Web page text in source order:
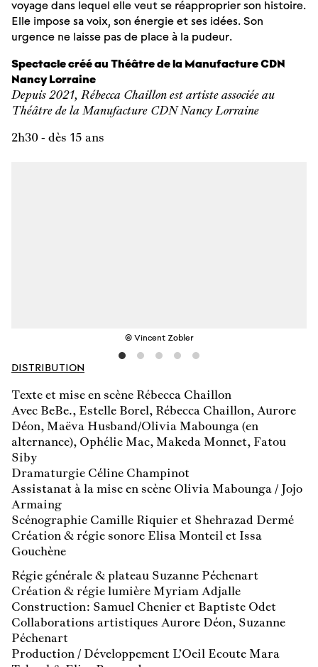
voyage dans lequel elle veut se réapproprier son histoire.
Elle impose sa voix, son énergie et ses idées. Son
urgence ne laisse pas de place à la pudeur.
Spectacle créé au Théâtre de la Manufacture CDN
Nancy Lorraine
Depuis 2021, Rébecca Chaillon est artiste associée au
Théâtre de la Manufacture CDN Nancy Lorraine
2h30 - dès 15 ans
© Vincent Zobler
DISTRIBUTION
Texte et mise en scène Rébecca Chaillon
Avec BeBe., Estelle Borel, Rébecca Chaillon, Aurore
Déon, Maëva Husband/Olivia Mabounga (en
alternance), Ophélie Mac, Makeda Monnet, Fatou
Siby
Dramaturgie Céline Champinot
Assistanat à la mise en scène Olivia Mabounga / Jojo
Armaing
Scénographie Camille Riquier et Shehrazad Dermé
Création & régie sonore Elisa Monteil et Issa
Gouchène
Régie générale & plateau Suzanne Péchenart
Création & régie lumière Myriam Adjalle
Construction : Samuel Chenier et Baptiste Odet
Collaborations artistiques Aurore Déon, Suzanne
Péchenart
Production / Développement L’Oeil Ecoute Mara